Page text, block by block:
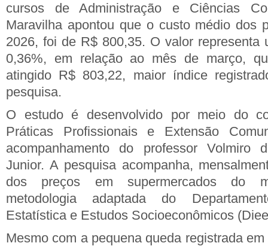
cursos de Administração e Ciências
Maravilha apontou que o custo médio dos
2026, foi de R$ 800,35. O valor representa
0,36%, em relação ao mês de março,
atingido R$ 803,22, maior índice
pesquisa.
O estudo é desenvolvido por meio do
Práticas Profissionais e Extensão
acompanhamento do professor Volmiro
Junior. A pesquisa acompanha,
dos preços em supermercados do
metodologia adaptada do
Estatística e Estudos Socioeconômicos
Mesmo com a pequena queda registrada